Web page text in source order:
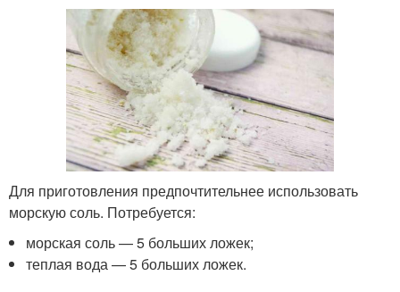
Для приготовления предпочтительнее использовать
морскую соль. Потребуется:
морская соль — 5 больших ложек;
теплая вода — 5 больших ложек.